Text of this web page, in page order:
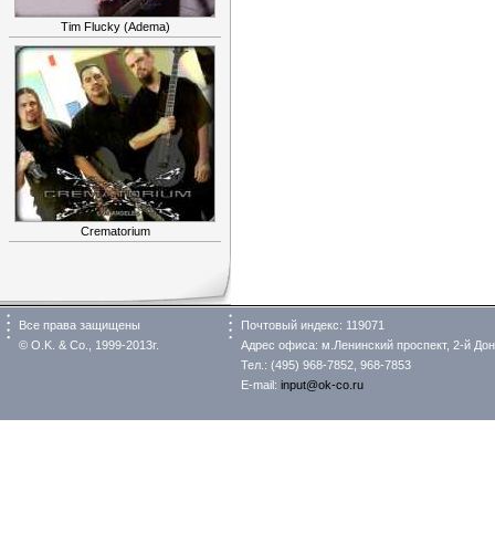
Tim Flucky (Adema)
Crematorium
Все права защищены
© O.K. & Co., 1999-2013г.
Почтовый индекс: 119071
Адрес офиса: м.Ленинский проспект, 2-й
Тел.: (495) 968-7852, 968-7853
E-mail: input@ok-co.ru